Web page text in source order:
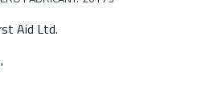
Aid Ltd.